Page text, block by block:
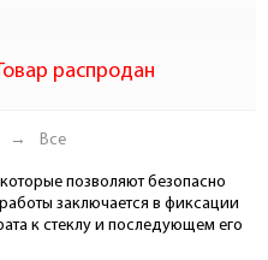
распродан
→ Все
позволяют безопасно
заключается в фиксации
к стеклу и последующем его